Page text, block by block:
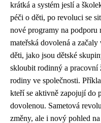
krátká a systém jeslí a
péči o děti, po revoluci se
nové programy na podporu
mateřská dovolená a
děti, jako jsou dětské
skloubit rodinný a pracovní
rodiny ve společnosti.
kteří se aktivně zapojují do
dovolenou. Sametová
změny, ale i nový pohled